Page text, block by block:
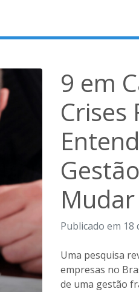
9 em
Crises
Publicado em
Uma pesquisa
empresas no
de uma gestão